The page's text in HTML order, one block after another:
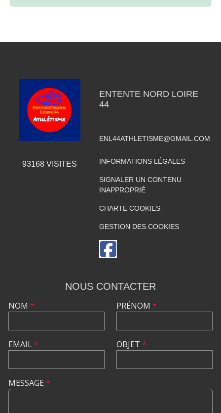
93168VISITES
ENTENTE NORD LOIRE
44
ENL44ATHLETISME@GMAIL.COM
INFORMATIONS LÉGALES
SIGNALER UN CONTENU
INAPPROPRIÉ
CHARTE COOKIES
GESTION DES COOKIES
NOUS CONTACTER
NOM *
EMAIL*
PRÉNOM *
OBJET *
MESSAGE *